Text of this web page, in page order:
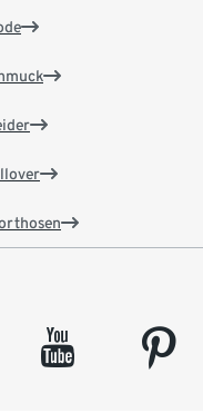
youtube pinterest